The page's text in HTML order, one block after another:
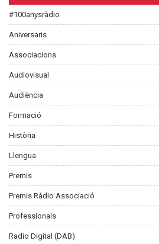
#100anysràdio
Aniversaris
Associacions
Audiovisual
Audiència
Formació
Història
Llengua
Premis
Premis Ràdio Associació
Professionals
Radio Digital (DAB)